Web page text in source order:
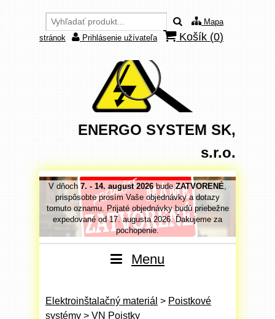
Mapa
stránok
Prihlásenie užívateľa Košík (0)
ENERGO SYSTEM SK,
s.r.o.
,
za
V dňoch 7. - 14. august 2026bude ZATVORENÉ,
prispôsobte prosím Vaše objednávky a dotazy
tomuto oznamu. Prijaté objednávky budú priebežne
expedované od 17. augusta 2026. Ďakujeme za
pochopenie.
V
tomuto
Menu
Elektroinštalačný materiál > Poistkové
systémy > VN Poistky